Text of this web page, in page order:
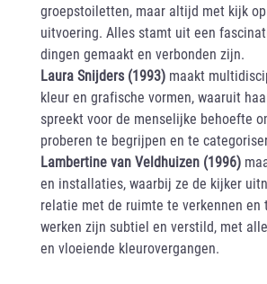
groepstoiletten, maar altijd met kijk
uitvoering. Alles stamt uit een
dingen gemaakt en verbonden zijn.
Laura Snijders (1993) maakt
kleur en grafische vormen, waaruit
spreekt voor de menselijke behoefte
proberen te begrijpen en te
Lambertine van Veldhuizen (1996)
en installaties, waarbij ze de kijker
relatie met de ruimte te verkennen en
werken zijn subtiel en verstild, met
en vloeiende kleurovergangen.